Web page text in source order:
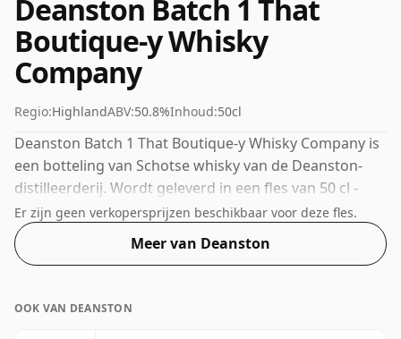
Deanston Batch 1 That
Boutique-y Whisky
Company
Regio:HighlandABV:50.8%Inhoud:50cl
Deanston Batch 1 That Boutique-y Whisky Company is
een botteling van Schotse whisky van de Deanston-
distilleerderij. Wordt geleverd in een fles van 50 cl -
kleiner dan het "standaard" formaat. Het
alcoholpercentage bedraagt ​​50,8%.
Er zijn geen verkopersprijzen beschikbaar voor deze fles.
Meer van Deanston
OOK VAN DEANSTON